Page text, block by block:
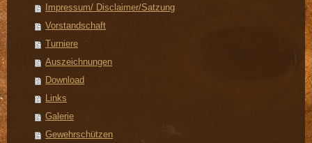
Impressum/ Disclaimer/Satzung
Vorstandschaft
Turniere
Auszeichnungen
Download
Links
Galerie
Gewehrschützen